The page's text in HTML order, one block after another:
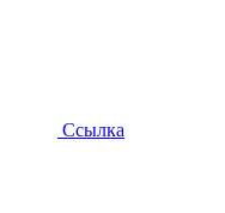
Ссылка